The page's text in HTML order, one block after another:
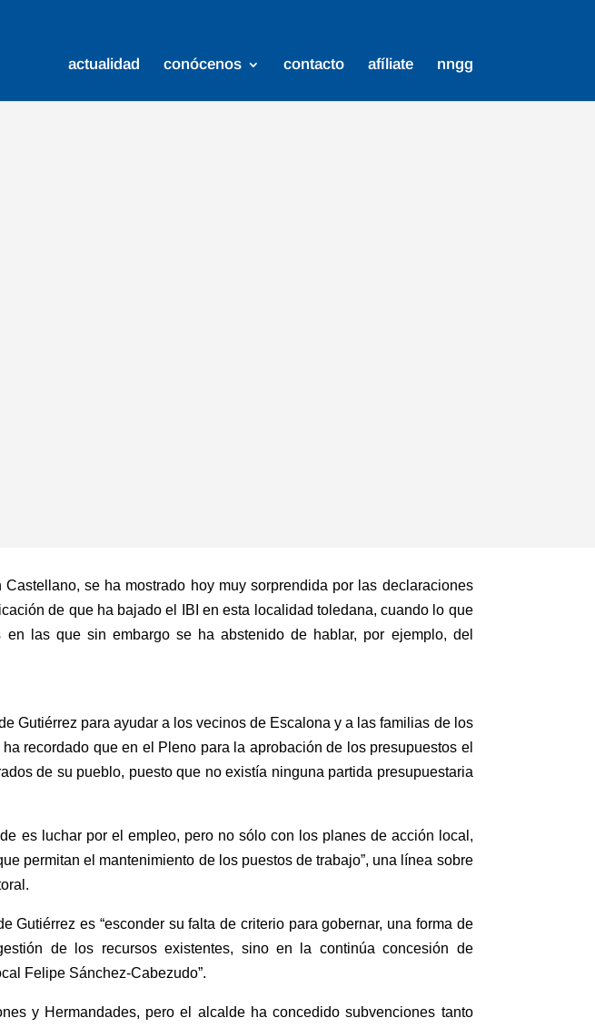
actualidad conócenos contacto afíliate nngg
se ha mostrado hoy muy sorprendida por las declaraciones
de que ha bajado el IBI en esta localidad toledana, cuando lo que
las que sin embargo se ha abstenido de hablar, por ejemplo, del
Gutiérrez para ayudar a los vecinos de Escalona y a las familias de los
recordado que en el Pleno para la aprobación de los presupuestos el
de su pueblo, puesto que no existía ninguna partida presupuestaria
es luchar por el empleo, pero no sólo con los planes de acción local,
permitan el mantenimiento de los puestos de trabajo”, una línea sobre
es “esconder su falta de criterio para gobernar, una forma de
de los recursos existentes, sino en la continúa concesión de
Felipe Sánchez-Cabezudo”.
y Hermandades, pero el alcalde ha concedido subvenciones tanto